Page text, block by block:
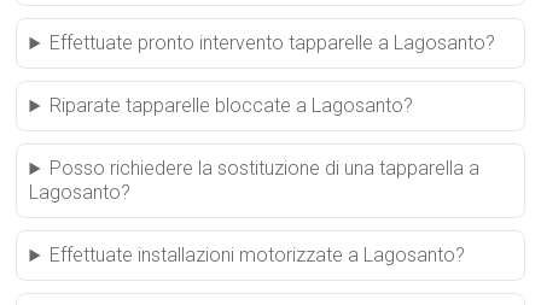
Effettuate pronto intervento tapparelle a Lagosanto?
Riparate tapparelle bloccate a Lagosanto?
Posso richiedere la sostituzione di una tapparella a
Lagosanto?
Effettuate installazioni motorizzate a Lagosanto?